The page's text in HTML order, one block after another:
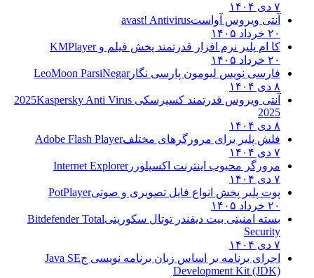
آنتی ویروس آواستavast! Antivirus
۲۰ خرداد ۱۴۰۵
کا ام پلیر نرم افزار قدرتمند پخش فیلم وKMPlayer
۲۰ خرداد ۱۴۰۵
فارسی نویس لیومون پارسی نگارLeoMoon ParsiNegar
آنتی ویروس قدرتمند کسپرسکی 2025 Kaspersky Anti Virus
2025
فلش پلیر برای مرورگرهای مختلف Adobe Flash Player
مرورگر محبوب اینترنت اکسپلورر Internet Explorer
پوت پلیر پخش انواع فایل تصویری و صوتیPotPlayer
۲۰ خرداد ۱۴۰۵
بسته امنیتی بیت دیفندر توتال سکوریتیBitdefender Total
Security
اجرای برنامه بر اساس زبان برنامه نویسی ج Java SE
Development Kit (JDK)